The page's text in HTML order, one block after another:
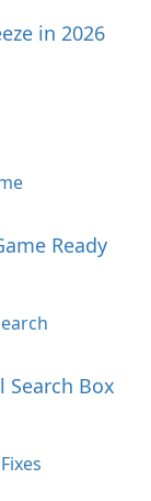
in 2026
Ready
Search Box